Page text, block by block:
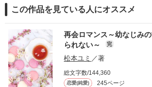
この作品を見ている人にオススメ
再会ロマンス～幼なじみ
られない～
完
松本ユミ ／著
総文字数/144,360
恋愛(純愛) 245ページ